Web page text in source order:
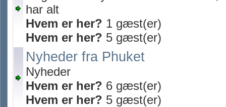
har alt
Hvem er her? 1 gæst(er)
Hvem er her? 5 gæst(er)
Nyheder fra Phuket
Nyheder
Hvem er her? 6 gæst(er)
Hvem er her? 5 gæst(er)